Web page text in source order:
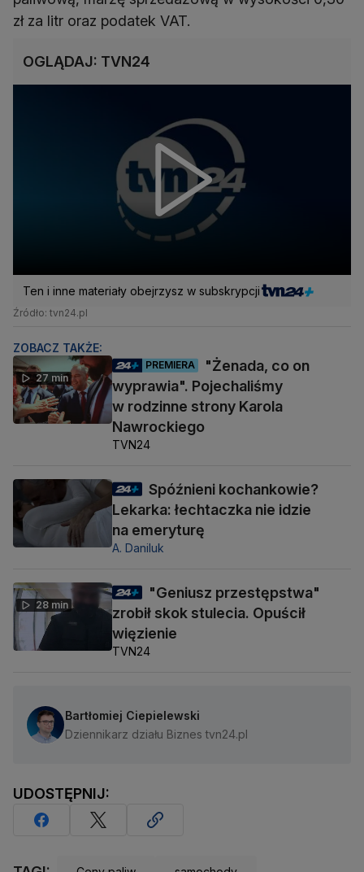
zł za litr oraz podatek VAT.
OGLĄDAJ: TVN24
Ten i inne materiały obejrzysz w subskrypcji
Źródło: tvn24.pl
ZOBACZ TAKŻE:
27 min
PREMIERA
"Żenada, co on
wyprawia". Pojechaliśmy
w rodzinne strony Karola
Nawrockiego
TVN24
Spóźnieni kochankowie?
Lekarka: łechtaczka nie idzie
na emeryturę
A. Daniluk
28 min
"Geniusz przestępstwa"
zrobił skok stulecia. Opuścił
więzienie
TVN24
Bartłomiej Ciepielewski
Dziennikarz działu Biznes tvn24.pl
UDOSTĘPNIJ: